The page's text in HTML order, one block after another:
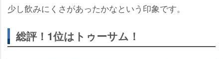
少し飲みにくさがあったかなという印象です。
総評！1位はトゥーサム！